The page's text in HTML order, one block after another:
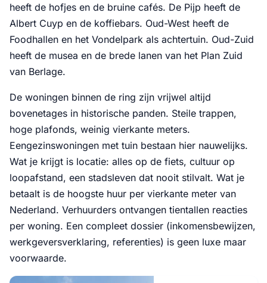
heeft de hofjes en de bruine cafés. De Pijp heeft de
Albert Cuyp en de koffiebars. Oud-West heeft de
Foodhallen en het Vondelpark als achtertuin. Oud-Zuid
heeft de musea en de brede lanen van het Plan Zuid
van Berlage.
De woningen binnen de ring zijn vrijwel altijd
bovenetages in historische panden. Steile trappen,
hoge plafonds, weinig vierkante meters.
Eengezinswoningen met tuin bestaan hier nauwelijks.
Wat je krijgt is locatie: alles op de fiets, cultuur op
loopafstand, een stadsleven dat nooit stilvalt. Wat je
betaalt is de hoogste huur per vierkante meter van
Nederland. Verhuurders ontvangen tientallen reacties
per woning. Een compleet dossier (inkomensbewijzen,
werkgeversverklaring, referenties) is geen luxe maar
voorwaarde.